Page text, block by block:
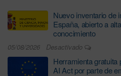
Nuevo inventario de
España, abierto a
conocimiento
05/08/2026 Desactivado
Herramienta
AI Act por parte de